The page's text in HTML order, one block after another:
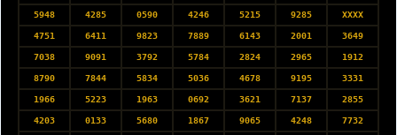
5948 4285 0590 4246 5215 9285 XXXX
4751 6411 9823 7889 6143 2001 3649
7038 9091 3792 5784 2824 2965 1912
8790 7844 5834 5036 4678 9195 3331
1966 5223 1963 0692 3621 7137 2855
4203 0133 5680 1867 9065 4248 7732